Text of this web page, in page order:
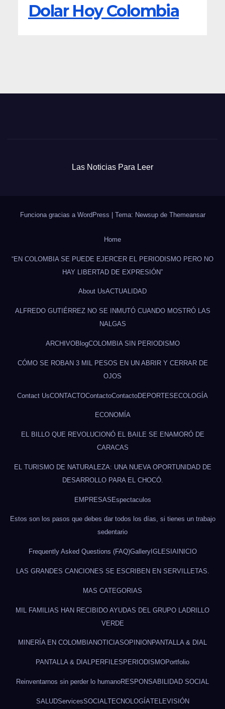
Dolar Hoy Colombia
Las Noticias Para Leer
Funciona gracias a WordPress Tema: Newsup de Themeansar
Home
“EN COLOMBIA SE PUEDE EJERCER EL PERIODISMO PERO NO
HAY LIBERTAD DE EXPRESIÓN”
About UsACTUALIDAD
ALFREDO GUTIÉRREZ NO SE INMUTÓ CUANDO MOSTRÓ LAS
NALGAS
ARCHIVOBlogCOLOMBIA SIN PERIODISMO
CÓMO SE ROBAN 3 MIL PESOS EN UN ABRIR Y CERRAR DE
OJOS
Contact UsCONTACTOContactoContactoDEPORTESECOLOGÍA
ECONOMÍA
EL BILLO QUE REVOLUCIONÓ EL BAILE SE ENAMORÓ DE
CARACAS
EL TURISMO DE NATURALEZA: UNA NUEVA OPORTUNIDAD DE
DESARROLLO PARA EL CHOCÓ.
EMPRESASEspectaculos
Estos son los pasos que debes dar todos los días, si tienes un trabajo
sedentario
Frequently Asked Questions (FAQ)GalleryIGLESIAINICIO
LAS GRANDES CANCIONES SE ESCRIBEN EN SERVILLETAS.
MAS CATEGORIAS
MIL FAMILIAS HAN RECIBIDO AYUDAS DEL GRUPO LADRILLO
VERDE
MINERÍA EN COLOMBIANOTICIASOPINION PANTALLA & DIAL
PANTALLA & DIALPERFILES PERIODISMOPortfolio
Reinventarnos sin perder lo humanoRESPONSABILIDAD SOCIAL
SALUDServicesSOCIAL TECNOLOGÍATELEVISIÓN